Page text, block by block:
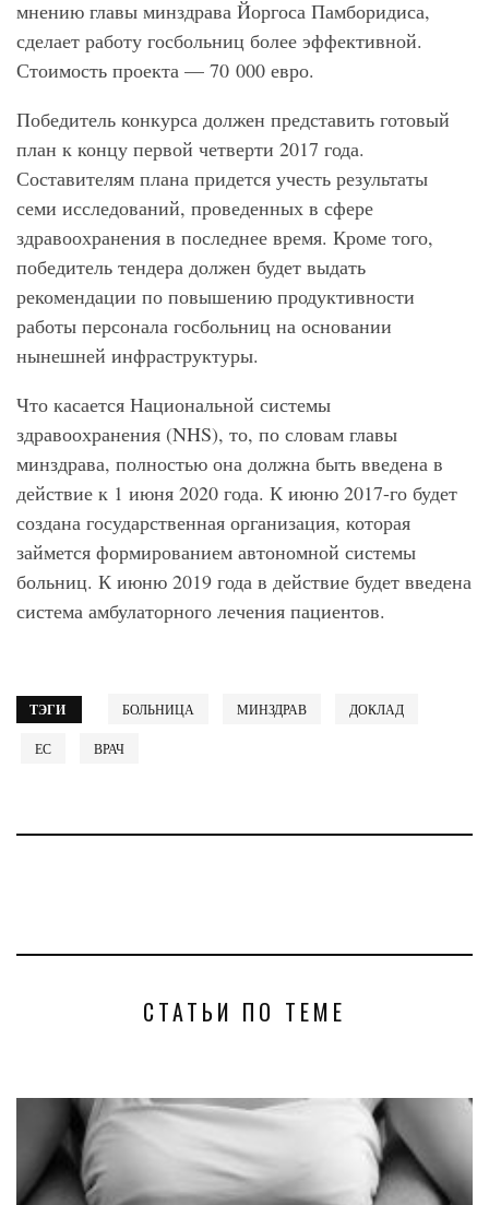
мнению главы минздрава Йоргоса Памборидиса,
сделает работу госбольниц более эффективной.
Стоимость проекта — 70 000 евро.
Победитель конкурса должен представить готовый
план к концу первой четверти 2017 года.
Составителям плана придется учесть результаты
семи исследований, проведенных в сфере
здравоохранения в последнее время. Кроме того,
победитель тендера должен будет выдать
рекомендации по повышению продуктивности
работы персонала госбольниц на основании
нынешней инфраструктуры.
Что касается Национальной системы
здравоохранения (NHS), то, по словам главы
минздрава, полностью она должна быть введена в
действие к 1 июня 2020 года. К июню 2017-го будет
создана государственная организация, которая
займется формированием автономной системы
больниц. К июню 2019 года в действие будет введена
система амбулаторного лечения пациентов.
ТЭГИ БОЛЬНИЦА МИНЗДРАВ ДОКЛАД
ЕС ВРАЧ
СТАТЬИ ПО ТЕМЕ